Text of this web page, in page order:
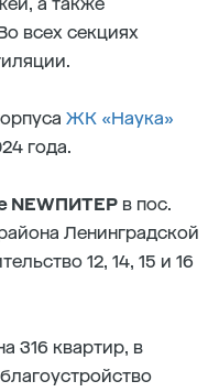
всех секциях
ЖК «Наука»
года.
NEWПИТЕР в пос.
Ленинградской
12, 14, 15 и 16
316 квартир, в